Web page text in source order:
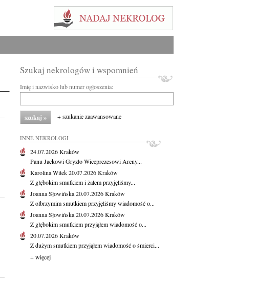
Szukaj nekrologów i wspomnień
Imię i nazwisko lub numer ogłoszenia:
+ szukanie zaawansowane
INNE NEKROLOGI
24.07.2026Kraków
Panu Jackowi Gryzło Wiceprezesowi Areny...
Karolina Witek20.07.2026Kraków
Z głębokim smutkiem i żalem przyjęliśmy...
Joanna Słowińska20.07.2026Kraków
Z olbrzymim smutkiem przyjęliśmy wiadomość o...
Joanna Słowińska20.07.2026Kraków
Z głębokim smutkiem przyjąłem wiadomość o...
20.07.2026Kraków
Z dużym smutkiem przyjąłem wiadomość o śmierci...
+ więcej